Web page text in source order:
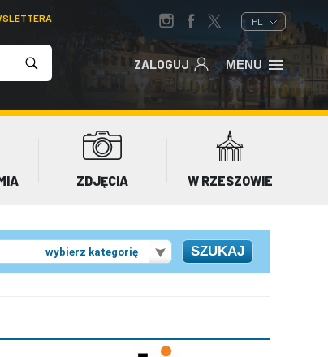
PL
ZALOGUJ MENU
ZDJĘCIA W RZESZOWIE
wybierz kategorię